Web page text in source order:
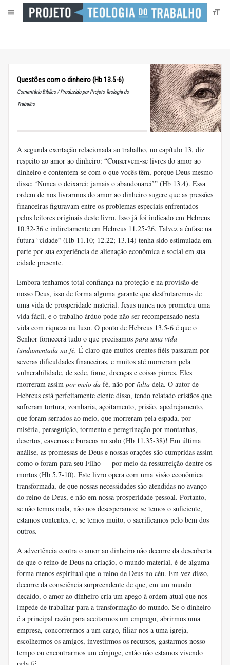
Questões com o dinheiro (Hb 13.5-6)
Comentário Bíblico / Produzido por Projeto Teologia do
Trabalho
A segunda exortação relacionada ao trabalho, no capítulo 13, diz
respeito ao amor ao dinheiro: “Conservem-se livres do amor ao
dinheiro e contentem-se com o que vocês têm, porque Deus mesmo
disse: ‘Nunca o deixarei; jamais o abandonarei’” (Hb 13.4). Essa
ordem de nos livrarmos do amor ao dinheiro sugere que as pressões
financeiras figuravam entre os problemas especiais enfrentados
pelos leitores originais deste livro. Isso já foi indicado em Hebreus
10.32-36 e indiretamente em Hebreus 11.25-26. Talvez a ênfase na
futura “cidade” (Hb 11.10; 12.22; 13.14) tenha sido estimulada em
parte por sua experiência de alienação econômica e social em sua
cidade presente.
Embora tenhamos total confiança na proteção e na provisão de
nosso Deus, isso de forma alguma garante que desfrutaremos de
uma vida de prosperidade material. Jesus nunca nos prometeu uma
vida fácil, e o trabalho árduo pode não ser recompensado nesta
vida com riqueza ou luxo. O ponto de Hebreus 13.5-6 é que o
Senhor fornecerá tudo o que precisamos para uma vida
fundamentada na fé. É claro que muitos crentes fiéis passaram por
severas dificuldades financeiras, e muitos até morreram pela
vulnerabilidade, de sede, fome, doenças e coisas piores. Eles
morreram assim por meio da fé, não por falta dela. O autor de
Hebreus está perfeitamente ciente disso, tendo relatado cristãos que
sofreram tortura, zombaria, açoitamento, prisão, apedrejamento,
que foram serrados ao meio, que morreram pela espada, por
miséria, perseguição, tormento e peregrinação por montanhas,
desertos, cavernas e buracos no solo (Hb 11.35-38)! Em última
análise, as promessas de Deus e nossas orações são cumpridas assim
como o foram para seu Filho — por meio da ressurreição dentre os
mortos (Hb 5.7-10). Este livro opera com uma visão econômica
transformada, de que nossas necessidades são atendidas no avanço
do reino de Deus, e não em nossa prosperidade pessoal. Portanto,
se não temos nada, não nos desesperamos; se temos o suficiente,
estamos contentes, e, se temos muito, o sacrificamos pelo bem dos
outros.
A advertência contra o amor ao dinheiro não decorre da descoberta
de que o reino de Deus na criação, o mundo material, é de alguma
forma menos espiritual que o reino de Deus no céu. Em vez disso,
decorre da consciência surpreendente de que, em um mundo
decaído, o amor ao dinheiro cria um apego à ordem atual que nos
impede de trabalhar para a transformação do mundo. Se o dinheiro
é a principal razão para aceitarmos um emprego, abrirmos uma
empresa, concorrermos a um cargo, filiar-nos a uma igreja,
escolhermos os amigos, investirmos os recursos, gastarmos nosso
tempo ou encontrarmos um cônjuge, então não estamos vivendo